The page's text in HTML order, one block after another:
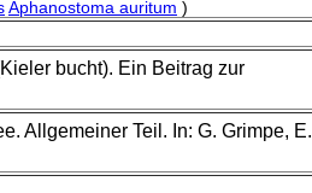
Aphanostoma auritum )
bucht). Ein Beitrag zur
Allgemeiner Teil. In: G. Grimpe, E.